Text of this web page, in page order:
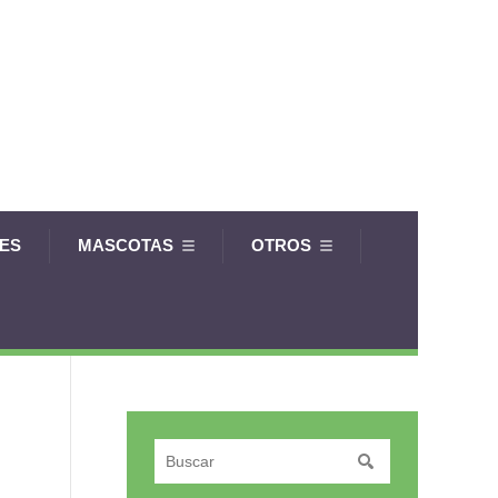
MASCOTAS OTROS